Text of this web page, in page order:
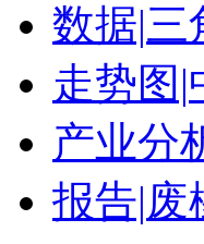
数据|三
走势图|
产业分
报告|废